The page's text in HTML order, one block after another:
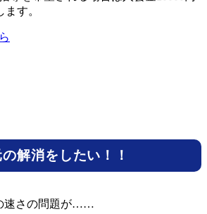
す。
解消をしたい！！
速さの問題が……